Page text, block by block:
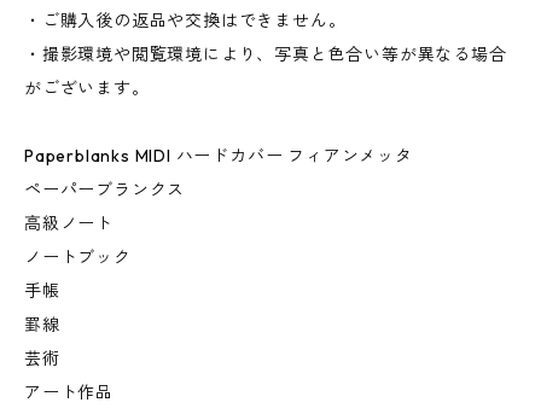
・ご購入後の返品や交換はできません。
・撮影環境や閲覧環境により、写真と色合い等が異なる場合
がございます。
Paperblanks MIDI ハードカバー フィアンメッタ
ペーパーブランクス
高級ノート
ノートブック
手帳
罫線
芸術
アート作品